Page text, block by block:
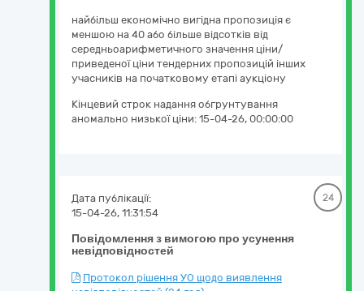
найбільш економічно вигідна пропозиція є
меншою на 40 або більше відсотків від
середньоарифметичного значення ціни/
приведеної ціни тендерних пропозицій інших
учасників на початковому етапі аукціону
Кінцевий строк надання обгрунтування
аномально низької ціни: 15-04-26, 00:00:00
Повідомлення з вимогою про усунення
невідповідностей
Дата публікації:
15-04-26, 11:31:54
24
Протокол рішення УО щодо виявлення